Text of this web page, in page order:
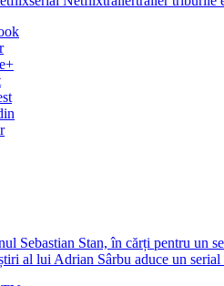
Sebastian Stan, în cărți pentru un
al lui Adrian Sârbu aduce un